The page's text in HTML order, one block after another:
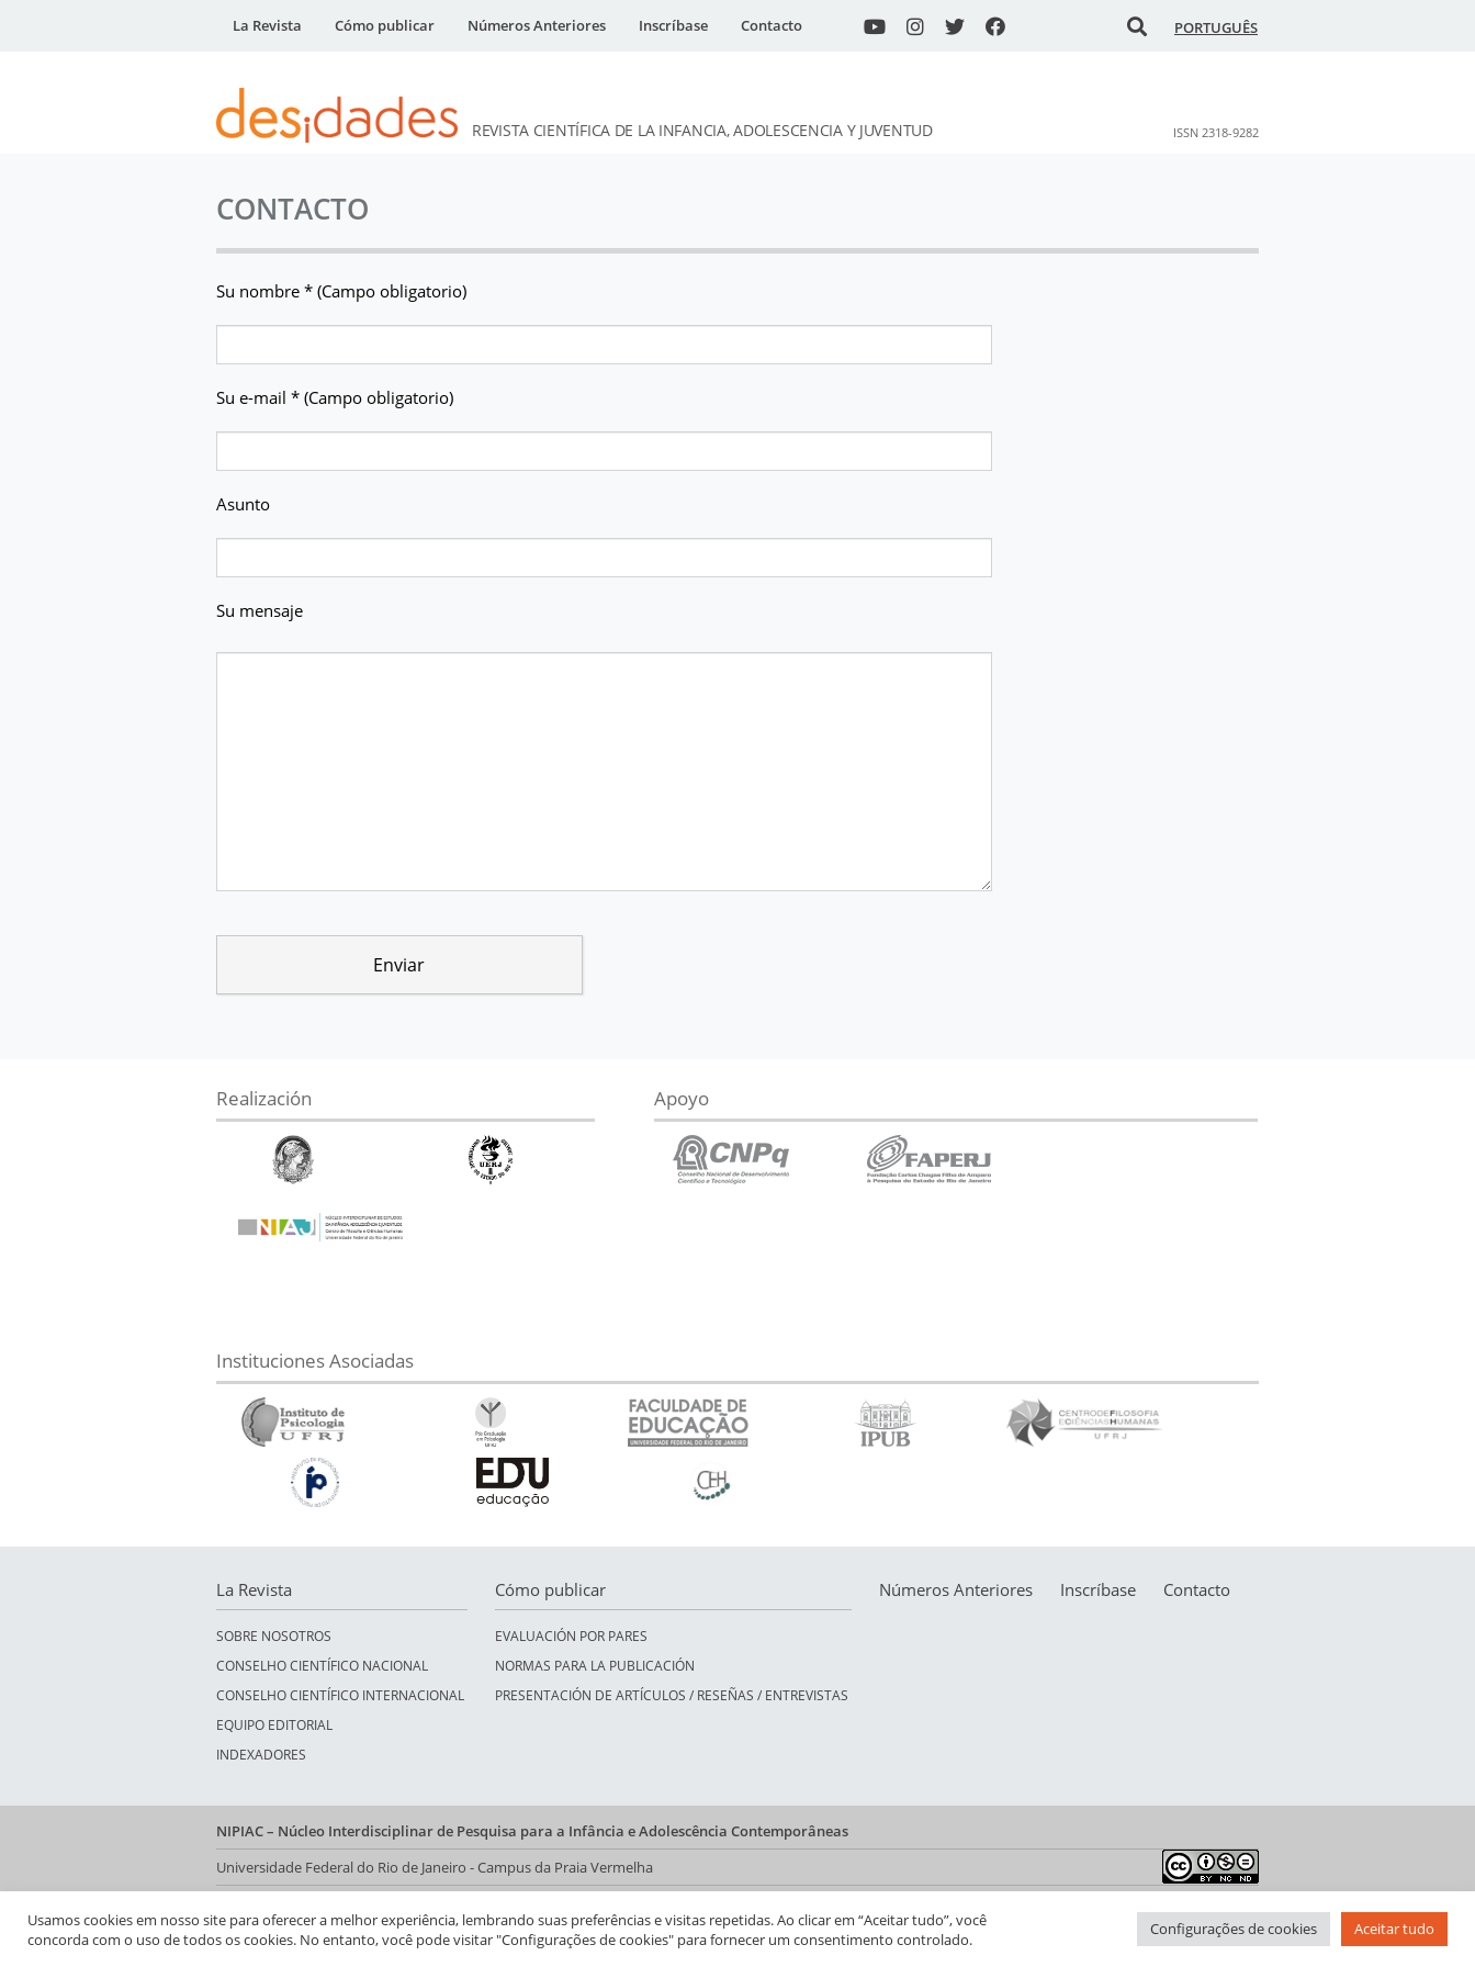
La Revista Cómo publicar Números Anteriores Inscríbase Contacto PORTUGUÊS
DESidades
REVISTA CIENTÍFICA DE LA INFANCIA, ADOLESCENCIA Y JUVENTUD ISSN 2318-9282
CONTACTO
Su nombre * (Campo obligatorio)
Su e-mail * (Campo obligatorio)
Asunto
Su mensaje
Realización Apoyo
Instituciones Asociadas
La Revista
SOBRE NOSOTROS
CONSELHO CIENTÍFICO NACIONAL
CONSELHO CIENTÍFICO INTERNACIONAL
EQUIPO EDITORIAL
INDEXADORES
Cómo publicar
EVALUACIÓN POR PARES
NORMAS PARA LA PUBLICACIÓN
PRESENTACIÓN DE ARTÍCULOS / RESEÑAS / ENTREVISTAS
Números Anteriores Inscríbase Contacto
NIPIAC – Núcleo Interdisciplinar de Pesquisa para a Infância e Adolescência Contemporâneas
Universidade Federal do Rio de Janeiro - Campus da Praia Vermelha
Rio de Janeiro - RJ, Brasil | CEP 22.290-902
Usamos cookies em nosso site para oferecer a melhor experiência, lembrando suas preferências e visitas repetidas. Ao clicar em “Aceitar tudo”, você
concorda com o uso de todos os cookies. No entanto, você pode visitar "Configurações de cookies" para fornecer um consentimento controlado.
Configurações de cookies Aceitar tudo